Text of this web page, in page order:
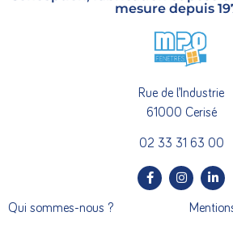
mesure depuis
Rue de l’Industrie
61000 Cerisé
02 33 31 63 00
Qui sommes-nous ?